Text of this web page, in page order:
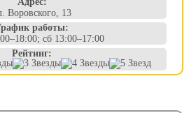
Воровского, 13
работы:
сб 13:00–17:00
Рейтинг: